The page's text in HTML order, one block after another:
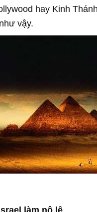
hay Kinh
vậy.
làm nô lệ